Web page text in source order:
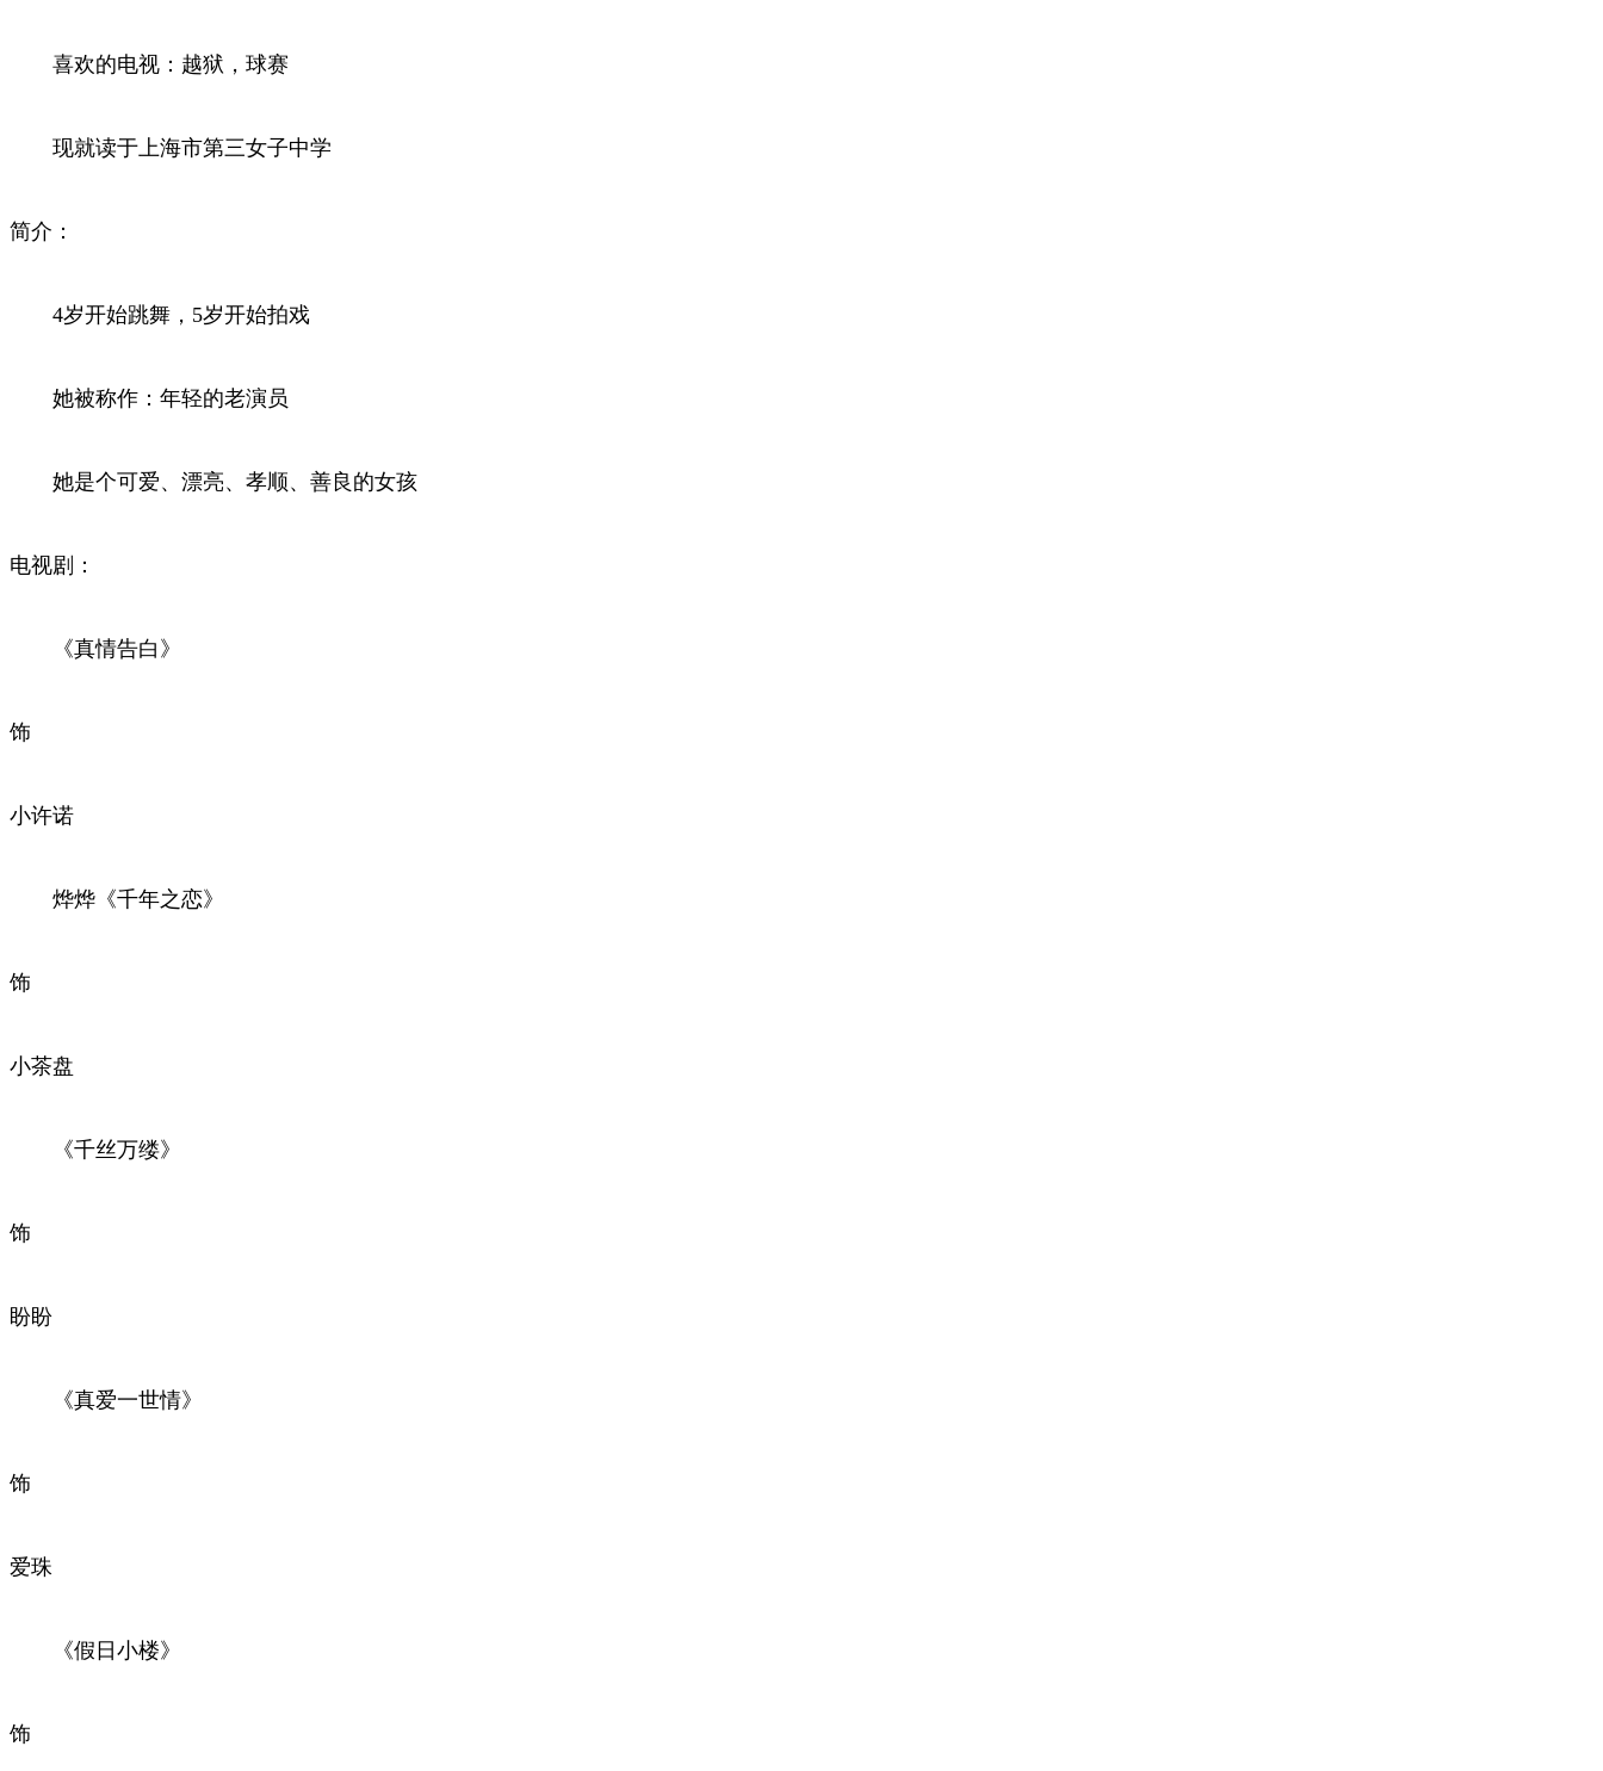
喜欢的电视：越狱，球赛
现就读于上海市第三女子中学
简介：
4岁开始跳舞，5岁开始拍戏
她被称作：年轻的老演员
她是个可爱、漂亮、孝顺、善良的女孩
电视剧：
《真情告白》
饰
小许诺
烨烨《千年之恋》
饰
小茶盘
《千丝万缕》
饰
盼盼
《真爱一世情》
饰
爱珠
《假日小楼》
饰